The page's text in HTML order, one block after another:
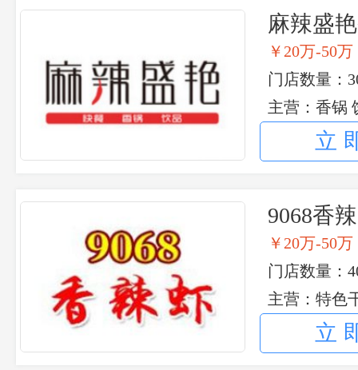
麻辣盛
￥20万-50万
门店数量：
主营：香锅
立
9068香
￥20万-50万
门店数量：
主营：特色
立